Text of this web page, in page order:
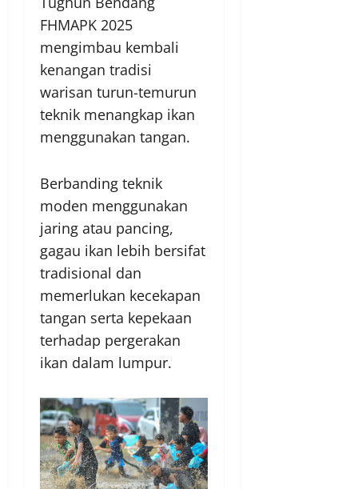
FHMAPK 2025
mengimbau kembali
kenangan tradisi
warisan turun-temurun
teknik menangkap ikan
menggunakan tangan.
Berbanding teknik
moden menggunakan
jaring atau pancing,
gagau ikan lebih bersifat
tradisional dan
memerlukan kecekapan
tangan serta kepekaan
terhadap pergerakan
ikan dalam lumpur.